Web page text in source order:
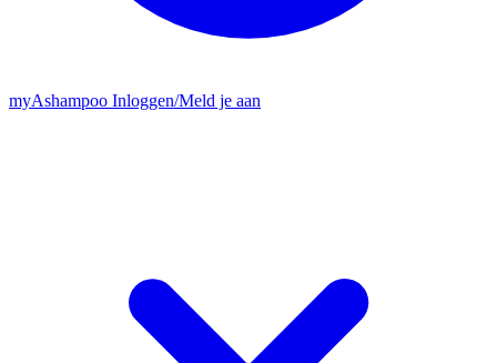
myAshampoo Inloggen/Meld je aan